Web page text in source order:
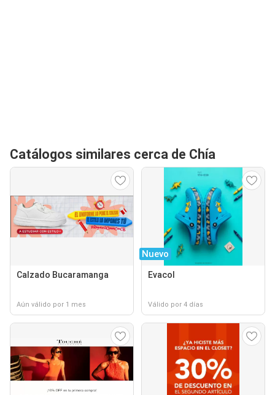
Catálogos similares cerca de Chía
Calzado Bucaramanga
Aún válido por 1 mes
Nuevo
Evacol
Válido por 4 días